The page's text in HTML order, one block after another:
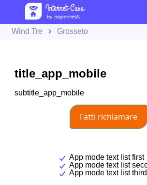
Wind Tre Grosseto